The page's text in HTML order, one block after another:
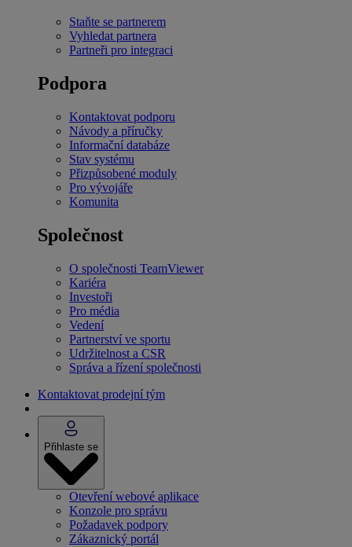
Staňte se partnerem
Vyhledat partnera
Partneři pro integraci
Podpora
Kontaktovat podporu
Návody a příručky
Informační databáze
Stav systému
Přizpůsobené moduly
Pro vývojáře
Komunita
Společnost
O společnosti TeamViewer
Kariéra
Investoři
Pro média
Vedení
Partnerství ve sportu
Udržitelnost a CSR
Správa a řízení společnosti
Kontaktovat prodejní tým
Přihlaste se
Otevření webové aplikace
Konzole pro správu
Požadavek podpory
Zákaznický portál